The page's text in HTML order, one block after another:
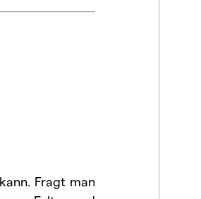
Fragt man